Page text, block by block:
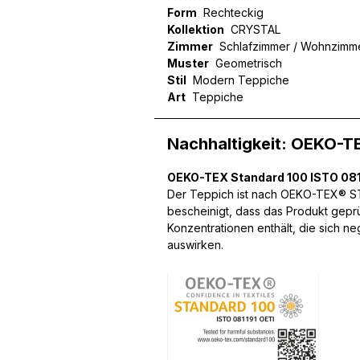
Form Rechteckig
Kollektion CRYSTAL
Zimmer Schlafzimmer /
Muster Geometrisch
Stil Modern Teppiche
Art Teppiche
Nachhaltigkeit: OEKO-
OEKO-TEX Standard 100 ISTO
Der Teppich ist nach OEKO-TEX®
bescheinigt, dass das Produkt
Konzentrationen enthält, die sich
auswirken.
Wir verwenden Cookies,
können und um unseren
Dienste gesammelt haben.
Notwendig
Notwendige Cookies sind
Beispiel das Bereitstellen
speichern keine
Präferenzen
Präferenz-Cookies
Website aussieht oder